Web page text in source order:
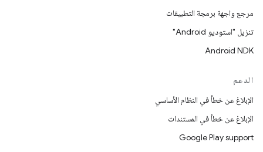
مرجع واجهة برمجة التطبيقات
تنزيل "استوديو Android"
Android NDK
الدعم
الإبلاغ عن خطأ في النظام الأساسي
الإبلاغ عن خطأ في المستندات
Google Play support